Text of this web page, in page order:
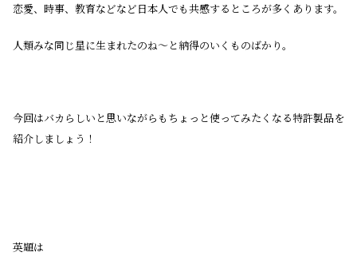
恋愛、時事、教育などなど日本人でも共感するところが多くあります。
人類みな同じ星に生まれたのね〜と納得のいくものばかり。
今回はバカらしいと思いながらもちょっと使ってみたくなる特許製品を
紹介しましょう！
英題は